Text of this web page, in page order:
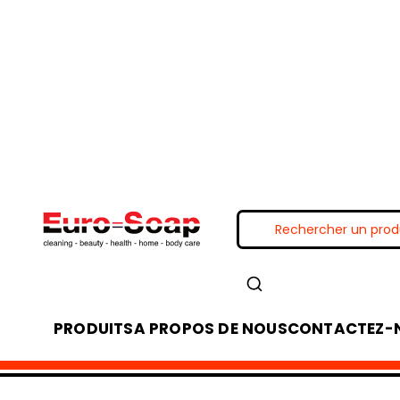
PRODUITSA PROPOS DE NOUSCONTACTEZ-